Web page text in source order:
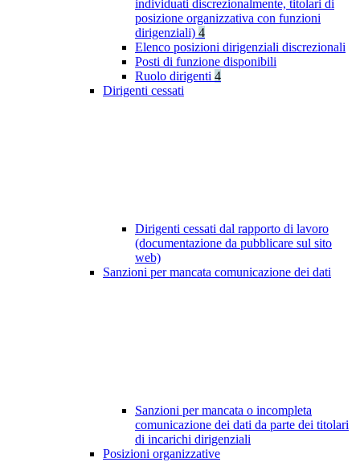
individuati discrezionalmente, titolari di
posizione organizzativa con funzioni
dirigenziali) 4
Elenco posizioni dirigenziali discrezionali
Posti di funzione disponibili
Ruolo dirigenti 4
Dirigenti cessati
Dirigenti cessati dal rapporto di lavoro
(documentazione da pubblicare sul sito
web)
Sanzioni per mancata comunicazione dei dati
Sanzioni per mancata o incompleta
comunicazione dei dati da parte dei titolari
di incarichi dirigenziali
Posizioni organizzative